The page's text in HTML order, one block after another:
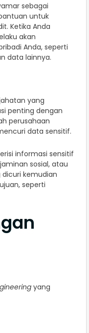
sebagai
untuk
Ketika Anda
akan
Anda, seperti
data lainnya.
yang
penting dengan
perusahaan
data sensitif.
informasi sensitif
sosial, atau
kemudian
seperti
yang